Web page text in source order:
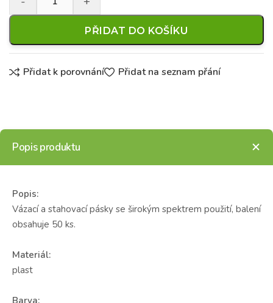
PŘIDAT DO KOŠÍKU
Přidat k porovnání Přidat na seznam přání
Popis produktu
Popis:
Vázací a stahovací pásky se širokým spektrem použití, balení
obsahuje 50 ks.
Materiál:
plast
Barva: